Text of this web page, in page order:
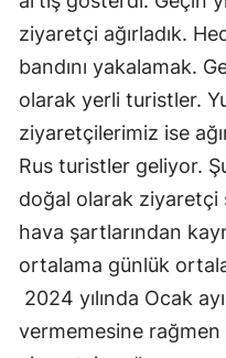
ziyaretçi ağırladık.
bandını yakalamak.
olarak yerli turistler.
ziyaretçilerimiz ise
Rus turistler geliyor.
doğal olarak ziyaretçi
hava şartlarından
ortalama günlük
2024 yılında Ocak
vermemesine